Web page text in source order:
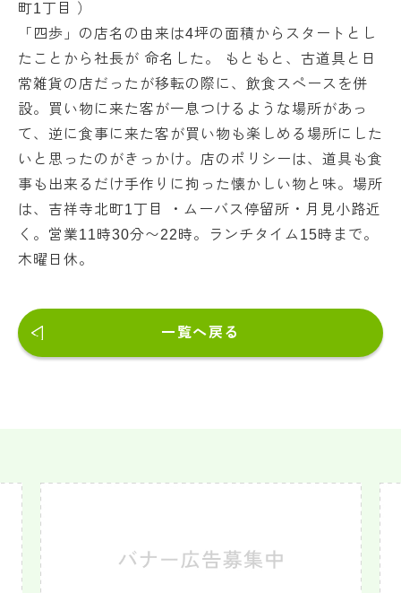
町1丁目 ）
「四歩」の店名の由来は4坪の面積からスタートとし
たことから社長が 命名した。 もともと、古道具と日
常雑貨の店だったが移転の際に、飲食スペースを併
設。買い物に来た客が一息つけるような場所があっ
て、逆に食事に来た客が買い物も楽しめる場所にした
いと思ったのがきっかけ。店のポリシーは、道具も食
事も出来るだけ手作りに拘った懐かしい物と味。場所
は、吉祥寺北町1丁目 ・ムーバス停留所・月見小路近
く。営業11時30分〜22時。ランチタイム15時まで。
木曜日休。
一覧へ戻る